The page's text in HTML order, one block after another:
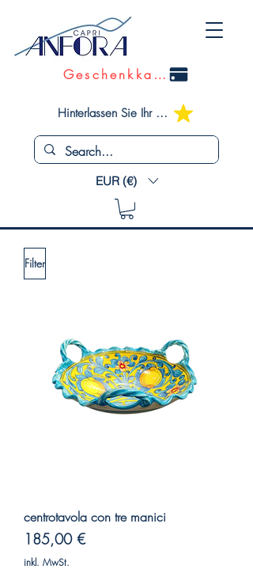
Geschenkkarte
Hinterlassen Sie Ihr Feedback
EUR (€)
Filter
centrotavola con tre manici
Preis
185,00 €
inkl. MwSt.